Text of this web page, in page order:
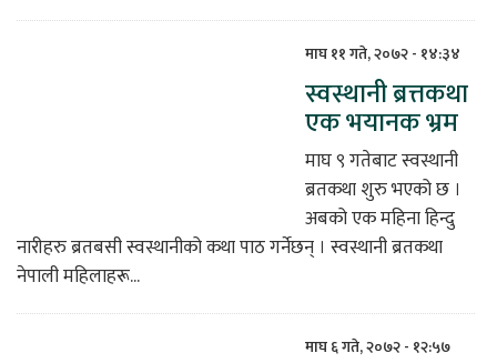
माघ ११ गते, २०७२ - १४:३४
स्वस्थानी ब्रत्तकथा
एक भयानक भ्रम
माघ ९ गतेबाट स्वस्थानी
ब्रतकथा शुरु भएको छ ।
अबको एक महिना हिन्दु
नारीहरु ब्रतबसी स्वस्थानीको कथा पाठ गर्नेछन् । स्वस्थानी ब्रतकथा
नेपाली महिलाहरू...
माघ ६ गते, २०७२ - १२:५७